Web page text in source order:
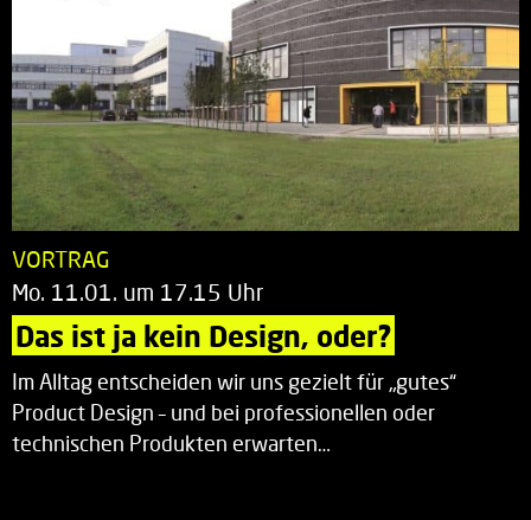
VORTRAG
Mo. 11.01. um 17.15 Uhr
Das ist ja kein Design, oder?
Im Alltag entscheiden wir uns gezielt für „gutes“
Product Design – und bei professionellen oder
technischen Produkten erwarten…